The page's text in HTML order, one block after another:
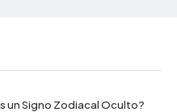
un Signo Zodiacal Oculto?